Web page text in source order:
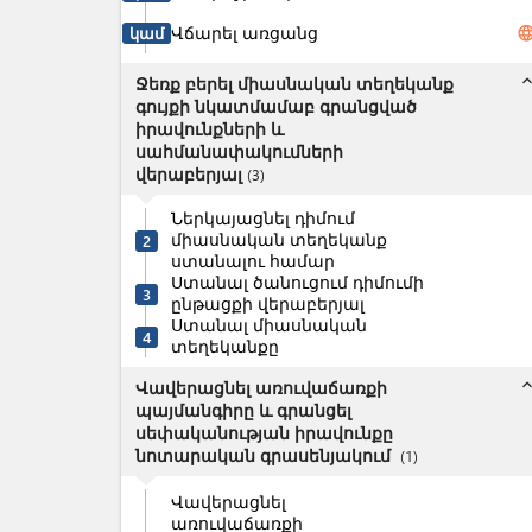
կամ Վճարել առցանց
Ջեռք բերել միասնական տեղեկանք
գույքի նկատմամաբ գրանցված
իրավունքների և
սահմանափակումների
վերաբերյալ (3)
expand_less
2
Ներկայացնել դիմում
միասնական տեղեկանք
ստանալու համար
3
Ստանալ ծանուցում դիմումի
ընթացքի վերաբերյալ
4
Ստանալ միասնական
տեղեկանքը
Վավերացնել առուվաճառքի
պայմանգիրը և գրանցել
սեփականության իրավունքը
նոտարական գրասենյակում (1)
expand_less
Վավերացնել
առուվաճառքի